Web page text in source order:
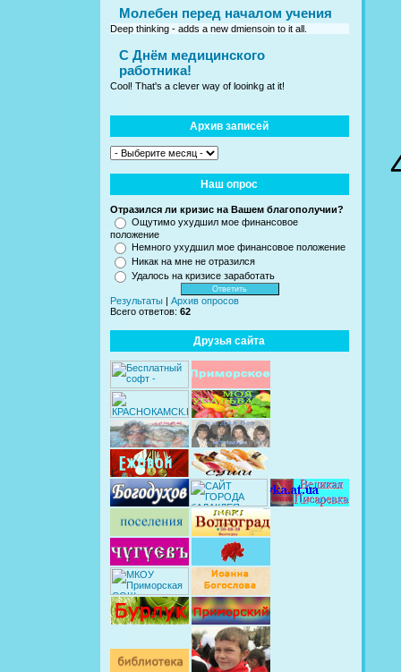
Молебен перед началом учения
Deep thinking - adds a new dmiensoin to it all.
C Днём медицинского
работника!
Cool! That's a clever way of looinkg at it!
Архив записей
Наш опрос
Отразился ли кризис на Вашем благополучии?
Ощутимо ухудшил мое финансовое
положение
Немного ухудшил мое финансовое положение
Никак на мне не отразился
Удалось на кризисе заработать
Результаты
Архив опросов
Всего ответов: 62
Друзья сайта